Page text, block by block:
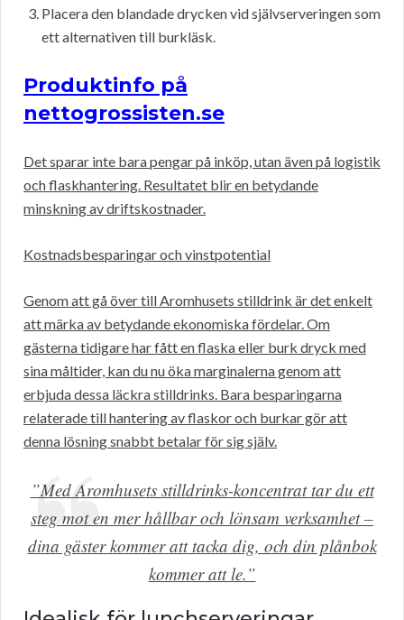
Placera den blandade drycken vid självserveringen som
ett alternativen till burkläsk.
Produktinfo på
nettogrossisten.se
Det sparar inte bara pengar på inköp, utan även på logistik
och flaskhantering. Resultatet blir en betydande
minskning av driftskostnader.
Kostnadsbesparingar och vinstpotential
Genom att gå över till Aromhusets stilldrink är det enkelt
att märka av betydande ekonomiska fördelar. Om
gästerna tidigare har fått en flaska eller burk dryck med
sina måltider, kan du nu öka marginalerna genom att
erbjuda dessa läckra stilldrinks. Bara besparingarna
relaterade till hantering av flaskor och burkar gör att
denna lösning snabbt betalar för sig själv.
”Med Aromhusets stilldrinks-koncentrat tar du ett
steg mot en mer hållbar och lönsam verksamhet –
dina gäster kommer att tacka dig, och din plånbok
kommer att le.”